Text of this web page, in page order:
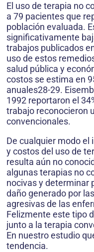
El uso de terapia no
a 79 pacientes que
población evaluada.
significativamente
trabajos publicados
uso de estos
salud pública y
costos se estima en
anuales28-29.
1992 reportaron el
trabajo reconocieron
convencionales.
De cualquier modo el
y costos del uso de
resulta aún no
algunas terapias no
nocivas y determinar
daño generado por
agresivas de las
Felizmente este tipo
junto a la terapia
En nuestro estudio
tendencia.